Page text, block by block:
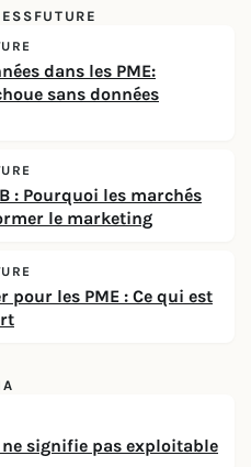
dans les PME:
sans données
: Pourquoi les marchés
le marketing
pour les PME : Ce qui est
ne signifie pas exploitable